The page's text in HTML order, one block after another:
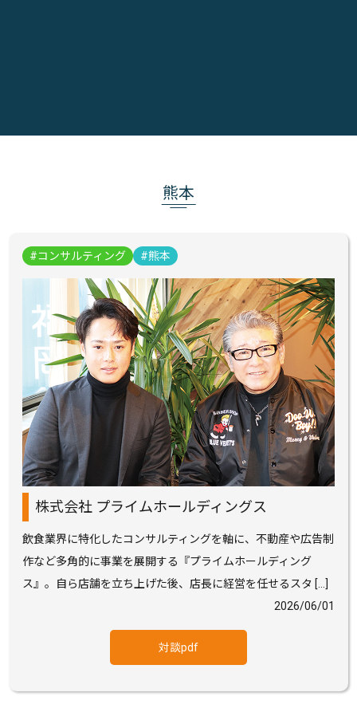
熊本
コンサルティング 熊本
株式会社 プライムホールディングス
飲食業界に特化したコンサルティングを軸に、不動産や広告制
作など多角的に事業を展開する『プライムホールディング
ス』。自ら店舗を立ち上げた後、店長に経営を任せるスタ […]
2026/06/01
対談pdf